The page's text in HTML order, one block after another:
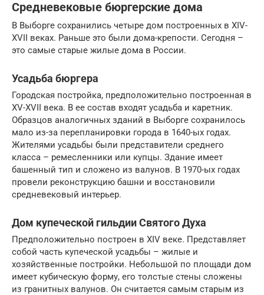
Средневековые бюргерские дома
В Выборге сохранились четыре дом построенных в XIV-
XVII веках. Раньше это были дома-крепости. Сегодня –
это самые старые жилые дома в России.
Усадьба бюргера
Городская постройка, предположительно построенная в
XV-XVII века. В ее состав входят усадьба и каретник.
Образцов аналогичных зданий в Выборге сохранилось
мало из-за перепланировки города в 1640-ых годах.
Жителями усадьбы были представители среднего
класса – ремесленники или купцы. Здание имеет
башенный тип и сложено из валунов. В 1970-ых годах
провели реконструкцию башни и восстановили
средневековый интерьер.
Дом купеческой гильдии Святого Духа
Предположительно построен в XIV веке. Представляет
собой часть купеческой усадьбы – жилые и
хозяйственные постройки. Небольшой по площади дом
имеет кубическую форму, его толстые стены сложены
из гранитных валунов. Он считается самым старым из